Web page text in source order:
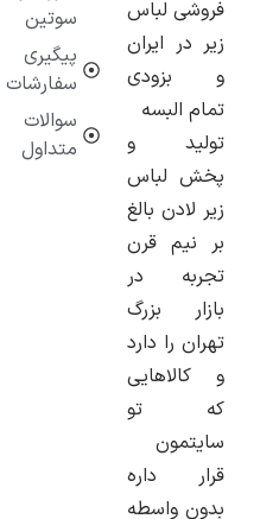
فروشی لباس
زیر در ایران
و بزودی
تمام البسه
تولید و
پخش لباس
زیر لادن بالغ
بر نیم قرن
تجربه در
بازار بزرگ
تهران را دارد
و کالاهایی
که تو
سایتمون
قرار داره
بدون واسطه
سوتین
پیگیری
سفارشات
سوالات
متداول